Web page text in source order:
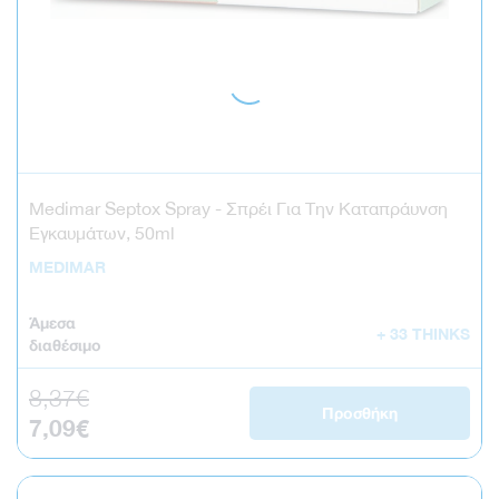
Medimar Septox Spray - Σπρέι Για Την Καταπράυνση
Εγκαυμάτων, 50ml
MEDIMAR
Άμεσα
διαθέσιμο
+ 33 THINKS
Κανονική τιμή
8,37€
Τιμή έκπτωσης
7,09€
Προσθήκη